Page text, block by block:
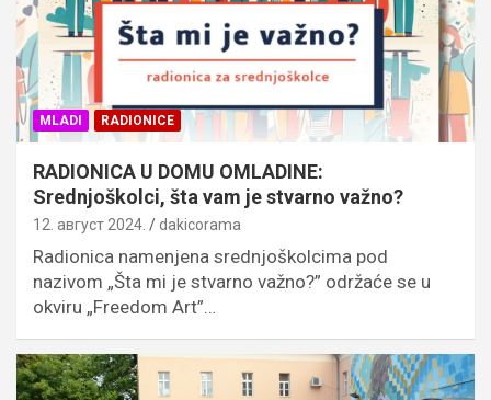
MLADI RADIONICE
RADIONICA U DOMU OMLADINE:
Srednjoškolci, šta vam je stvarno važno?
12. август 2024. dakicorama
Radionica namenjena srednjoškolcima pod
nazivom „Šta mi je stvarno važno?” održaće se u
okviru „Freedom Art”…